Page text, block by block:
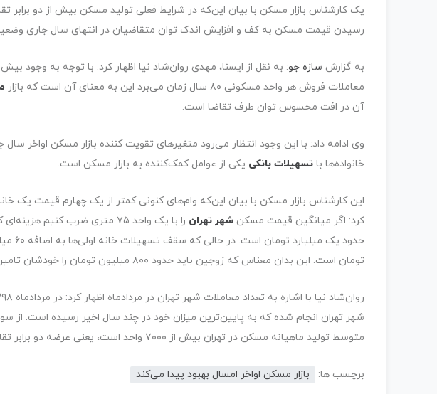
یک کارشناس بازار مسکن با بیان این‌که در شرایط فعلی تولید مسکن بیش از دو برابر
رسیدن قیمت مسکن به کف و افزایش اندک توان متقاضیان در انتهای سال جاری
به گزارش سازه جو: به نقل از ایسنا، مهدی روان‌شاد نیا اظهار کرد: با توجه به وجود
معاملات فروش هر واحد مسکونی ۸۰ سال زمان می‌برد این به معنای آن است که بازار
آن در افت محسوس توان طرف تقاضا است.
وی ادامه داد: با این وجود انتظار می‌رود متغیرهای تقویت کننده بازار مسکن اواخر
خانواده‌ها با تسهیلات بانکی یکی از عوامل کمک‌کننده به بازار مسکن است.
این کارشناس بازار مسکن با بیان این‌که وام‌های کنونی کمتر از یک چهارم قیمت یک
کرد: اگر میانگین قیمت مسکن شهر تهران
را با یک واحد ۷۵ متری ضرب
حدود یک میلیارد تومان است. در حالی که سقف تسهیلات خانه اولی‌ها به اضافه ۶۰ میلیون تومان وام
تومان است. این بدان معناس که زوجین باید حدود ۸۰۰ میلیون تومان را خودشان تامین کنند.
روان‌شاد نیا با اشاره به تعداد معاملات شهر تهران در مردادماه اظهار کرد: در مردادماه ۱۳۹۸ تعداد ۳۳۰۰ مورد
شهر تهران انجام شده که به پایین‌ترین میزان خود در چند سال اخیر رسیده است. از
متوسط تولید ماهیانه مسکن در تهران بیش از ۷۰۰۰ واحد است، یعنی عرضه دو برابر تقاضاست.
برچسب ها: بازار مسکن اواخر امسال بهبود پیدا می‌کند